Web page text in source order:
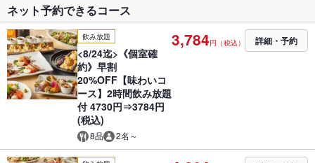
ネット予約できるコース
飲み放題
<8/24迄>《個室確
約》早割
20%OFF【味わいコ
ース】2時間飲み放題
付 4730円⇒3784円
(税込)
8品 2名～
3,784円（税込） 詳細・予約